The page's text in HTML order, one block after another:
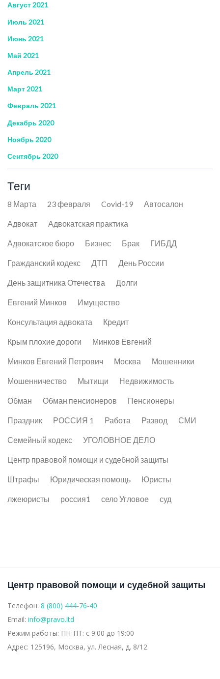
Август 2021
Июль 2021
Июнь 2021
Май 2021
Апрель 2021
Март 2021
Февраль 2021
Декабрь 2020
Ноябрь 2020
Сентябрь 2020
Теги
8 Марта 23 февраля Covid-19 Автосалон
Адвокат Адвокатская практика
Адвокатское бюро Бизнес Брак ГИБДД
Гражданский кодекс ДТП День России
День защитника Отечества Долги
Евгений Минков Имущество
Консультация адвоката Кредит
Крым плохие дороги Минков Евгений
Минков Евгений Петрович Москва Мошенники
Мошенничество Мытищи Недвижимость
Обман Обман пенсионеров Пенсионеры
Праздник РОССИЯ 1 Работа Развод СМИ
Семейный кодекс УГОЛОВНОЕ ДЕЛО
Центр правовой помощи и судебной защиты
Штрафы Юридическая помощь Юристы
лжеюристы россия1 село Угловое суд
Центр правовой помощи и судебной защиты
Телефон: 8 (800) 444-76-40
Email: info@pravo.ltd
Режим работы: ПН-ПТ: с 9:00 до 19:00
Адрес: 125196, Москва, ул. Лесная, д. 8/12